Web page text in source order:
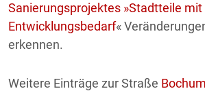
Sanierungsprojektes »Stadtteile
Entwicklungsbedarf«
erkennen.
Weitere Einträge zur Straße